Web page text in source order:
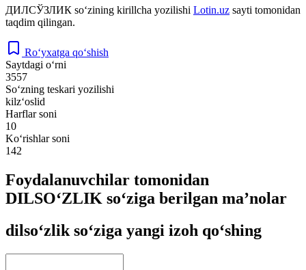
ДИЛСЎЗЛИК so‘zining kirillcha yozilishi Lotin.uz sayti tomonidan
taqdim qilingan.
Ro‘yxatga qo‘shish
Saytdagi o‘rni
3557
So‘zning teskari yozilishi
kilz‘oslid
Harflar soni
10
Ko‘rishlar soni
142
Foydalanuvchilar tomonidan
DILSO‘ZLIK so‘ziga berilgan ma’nolar
dilso‘zlik so‘ziga yangi izoh qo‘shing